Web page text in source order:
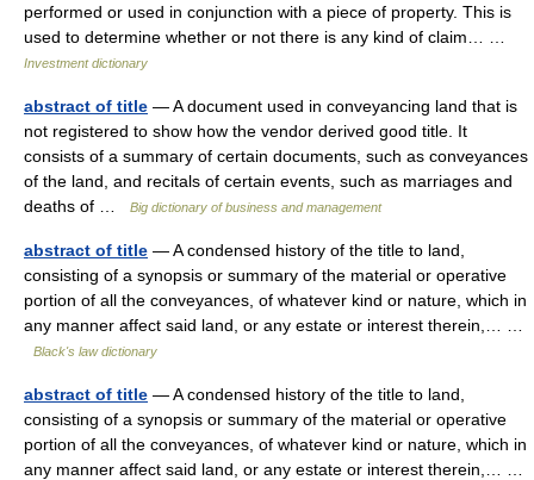
performed or used in conjunction with a piece of property. This is
used to determine whether or not there is any kind of claim… …
Investment dictionary
abstract of title — A document used in conveyancing land that is
not registered to show how the vendor derived good title. It
consists of a summary of certain documents, such as conveyances
of the land, and recitals of certain events, such as marriages and
deaths of …
Big dictionary of business and management
abstract of title — A condensed history of the title to land,
consisting of a synopsis or summary of the material or operative
portion of all the conveyances, of whatever kind or nature, which in
any manner affect said land, or any estate or interest therein,… …
Black's law dictionary
abstract of title — A condensed history of the title to land,
consisting of a synopsis or summary of the material or operative
portion of all the conveyances, of whatever kind or nature, which in
any manner affect said land, or any estate or interest therein,… …